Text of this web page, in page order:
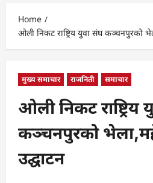
Home
ओली निकट राष्ट्रिय युवा संघ कञ्चनपुरको
मुख्य समाचार राजनिती समाचार
ओली निकट राष्ट्रिय
कञ्चनपुरको
उद्घाटन